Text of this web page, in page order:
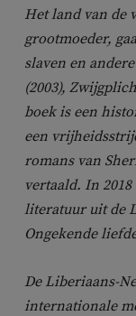
Het land van de
grootmoeder,
slaven en
(2003),
boek is een
een
romans van
vertaald. In
literatuur uit de
Ongekende
De Liberiaans-
internationale